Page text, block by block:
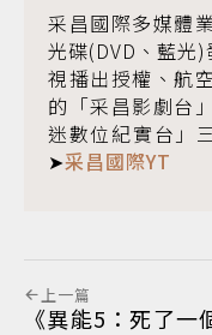
采昌國際多媒體
光碟(DVD、藍光
視播出授權、航
的「采昌影劇台
迷數位紀實台」
➤采昌國際YT
上一篇
《異能5：死了一